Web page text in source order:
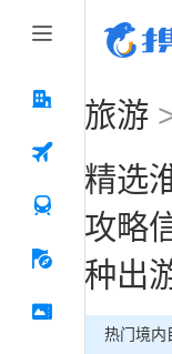
旅游
精选
攻略
种出
热门境内